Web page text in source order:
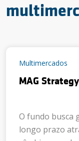
Multimercados
MAG
O fundo busca
longo prazo